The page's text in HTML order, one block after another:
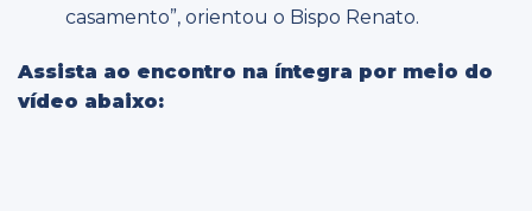
casamento”, orientou o Bispo Renato.
Assista ao encontro na íntegra por meio do
vídeo abaixo: